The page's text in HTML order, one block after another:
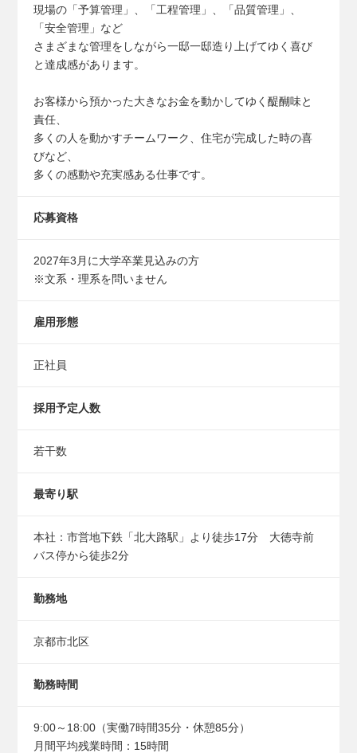
現場の「予算管理」、「工程管理」、「品質管理」、
「安全管理」など
さまざまな管理をしながら一邸一邸造り上げてゆく喜び
と達成感があります。
お客様から預かった大きなお金を動かしてゆく醍醐味と
責任、
多くの人を動かすチームワーク、住宅が完成した時の喜
びなど、
多くの感動や充実感ある仕事です。
応募資格
2027年3月に大学卒業見込みの方
※文系・理系を問いません
雇用形態
正社員
採用予定人数
若干数
最寄り駅
本社：市営地下鉄「北大路駅」より徒歩17分 大徳寺前
バス停から徒歩2分
勤務地
京都市北区
勤務時間
9:00～18:00（実働7時間35分・休憩85分）
月間平均残業時間：15時間